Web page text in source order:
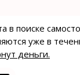
в поиске
уже в
деньги.